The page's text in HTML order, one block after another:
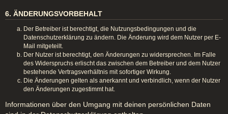
6. ÄNDERUNGSVORBEHALT
Der Betreiber ist berechtigt, die Nutzungsbedingungen und die
Datenschutzerklärung zu ändern. Die Änderung wird dem Nutzer per E-
Mail mitgeteilt.
Der Nutzer ist berechtigt, den Änderungen zu widersprechen. Im Falle
des Widerspruchs erlischt das zwischen dem Betreiber und dem Nutzer
bestehende Vertragsverhältnis mit sofortiger Wirkung.
Die Änderungen gelten als anerkannt und verbindlich, wenn der Nutzer
den Änderungen zugestimmt hat.
Informationen über den Umgang mit deinen persönlichen Daten